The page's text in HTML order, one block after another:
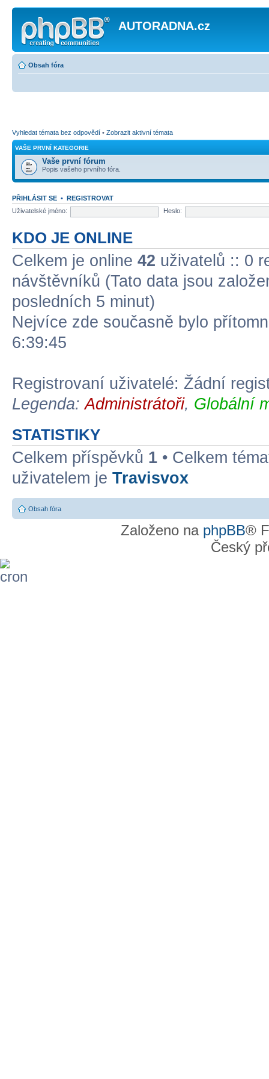
AUTORADNA.cz
Obsah fóra
Vyhledat témata bez odpovědí • Zobrazit aktivní témata
VAŠE PRVNÍ KATEGORIE
Vaše první fórum
Popis vašeho prvního fóra.
PŘIHLÁSIT SE • REGISTROVAT
Uživatelské jméno:
Heslo:
KDO JE ONLINE
Celkem je online 42 uživatelů :: 0
návštěvníků (Tato data jsou
posledních 5 minut)
Nejvíce zde současně bylo
6:39:45
Registrovaní uživatelé: Žádní
Legenda:Administrátoři, Globální
STATISTIKY
Celkem příspěvků 1 • Celkem
uživatelem je Travisvox
Obsah fóra
Založeno na phpBB®
Český